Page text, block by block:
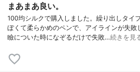
まあまあ良い。
100均シルクで購入しました。繰り出しタイ
ぽくて柔らかめのペンで、アイラインが失敗
瞼についた時になぞるだけで失敗…続きを見